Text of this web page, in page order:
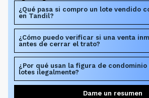
¿Qué pasa si compro un lote vendido
en Tandil?
¿Cómo puedo verificar si una venta
antes de cerrar el trato?
¿Por qué usan la figura de
lotes ilegalmente?
Dame un resumen